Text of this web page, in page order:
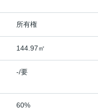
所有権
144.97㎡
-/要
60%